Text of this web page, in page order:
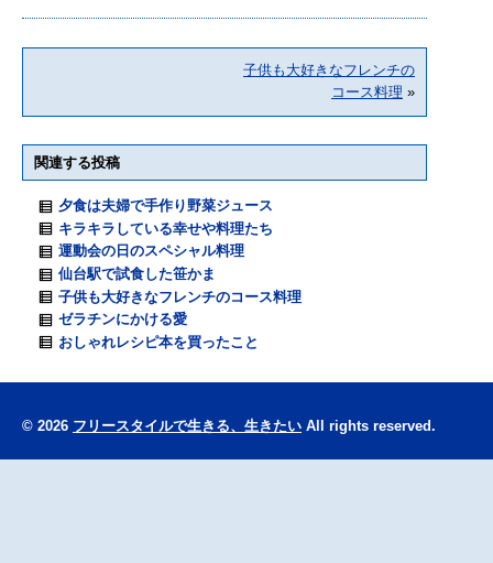
子供も大好きなフレンチの
コース料理 »
関連する投稿
夕食は夫婦で手作り野菜ジュース
キラキラしている幸せや料理たち
運動会の日のスペシャル料理
仙台駅で試食した笹かま
子供も大好きなフレンチのコース料理
ゼラチンにかける愛
おしゃれレシピ本を買ったこと
© 2026 フリースタイルで生きる、生きたい All rights reserved.